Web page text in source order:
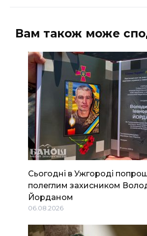
Вам також може
Сьогодні в Ужгороді
полеглим захисником
Йорданом
06.08.2026